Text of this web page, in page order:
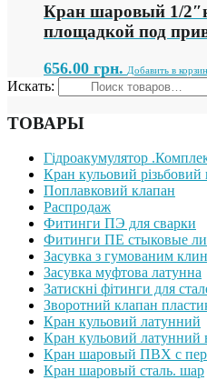
Кран шаровый 1/
площадкой под
656.00 грн. Добавить в
Искать:
ТОВАРЫ
Гідроакумулятор
Кран кульовий різьбовий
Поплавковий клапан
Распродаж
Фитинги ПЭ для сварки
Фитинги ПЕ стыковые
Засувка з гумованим
Засувка муфтова латунна
Затискні фітинги для
Зворотний клапан
Кран кульовий латунний
Кран кульовий латунний
Кран шаровый ПВХ с
Кран шаровый сталь. шар